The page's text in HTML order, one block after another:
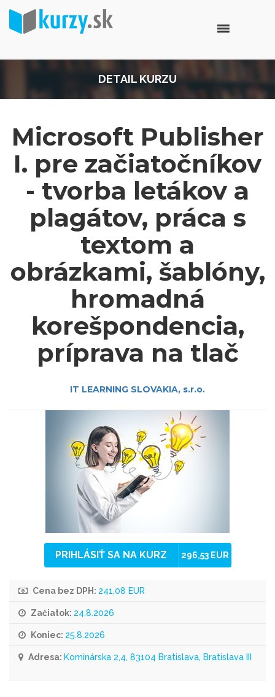
DETAIL KURZU
Microsoft Publisher
I. pre začiatočníkov
- tvorba letákov a
plagátov, práca s
textom a
obrázkami, šablóny,
hromadná
korešpondencia,
príprava na tlač
IT LEARNING SLOVAKIA, s.r.o.
PRIHLÁSIŤ SA NA KURZ 296,53 EUR
Cena bez DPH: 241,08 EUR
Začiatok: 24.8.2026
Koniec: 25.8.2026
Adresa: Kominárska 2,4, 83104 Bratislava, Bratislava III